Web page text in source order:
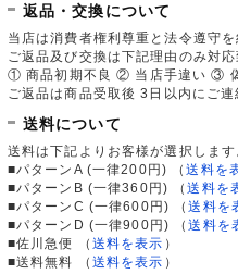
返品・交換について
当店は消費者権利尊重と法令遵守を
ご返品及び交換は下記理由のみ対応
① 商品初期不良 ② 当店手違い ③
ご返品は商品受取後 3日以内にご連
送料について
送料は下記よりお客様が選択します
■パターンA (一律200円)
（送料を
■パターンB (一律360円)
（送料を
■パターンC (一律600円)
（送料を
■パターンD (一律900円)
（送料を
■佐川急便
（ 送料を表示 ）
■送料無料
（ 送料を表示 ）